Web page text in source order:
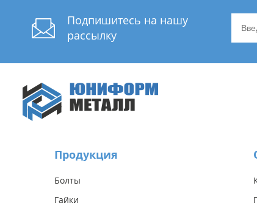
Подпишитесь на нашу
рассылку
Продукция
Болты
Гайки